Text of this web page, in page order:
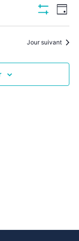
parde
Jour
Jour suivant